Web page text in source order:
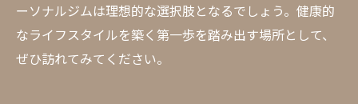
ーソナルジムは理想的な選択肢となるでしょう。健康的
なライフスタイルを築く第一歩を踏み出す場所として、
ぜひ訪れてみてください。